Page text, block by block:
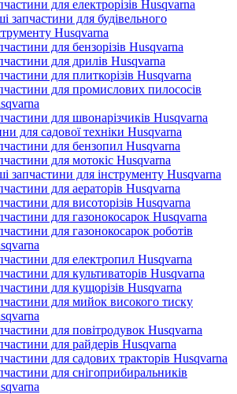
для електрорізів Husqvarna
запчастини для будівельного
Husqvarna
для бензорізів Husqvarna
для дрилів Husqvarna
для плиткорізів Husqvarna
для промислових пилососів
для швонарізчиків Husqvarna
для садової техніки Husqvarna
для бензопил Husqvarna
для мотокіс Husqvarna
запчастини для інструменту Husqvarna
для аераторів Husqvarna
для висоторізів Husqvarna
для газонокосарок Husqvarna
для газонокосарок роботів
для електропил Husqvarna
для культиваторів Husqvarna
для кущорізів Husqvarna
для мийок високого тиску
для повітродувок Husqvarna
для райдерів Husqvarna
для садових тракторів Husqvarna
для снігоприбиральників